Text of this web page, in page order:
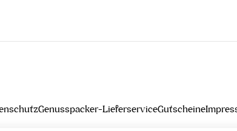
Genusspacker-LieferserviceGutscheine